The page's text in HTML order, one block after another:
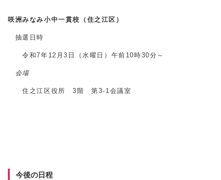
咲洲みなみ小中一貫校（住之江区）
抽選日時
令和7年12月3日（水曜日）午前10時30分～
会場
住之江区役所 3階 第3‐1会議室
今後の日程